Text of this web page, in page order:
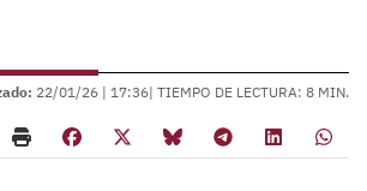
22/01/26 | 17:36| TIEMPO DE LECTURA: 8 MIN.